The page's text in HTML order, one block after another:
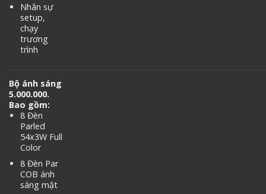
Nhân sự
setup,
chạy
trương
trình
Bộ ánh sáng
5.000.000.
Bao gồm:
8 Đèn
Parled
54x3W Full
Color
8 Đèn Par
COB ánh
sáng mặt